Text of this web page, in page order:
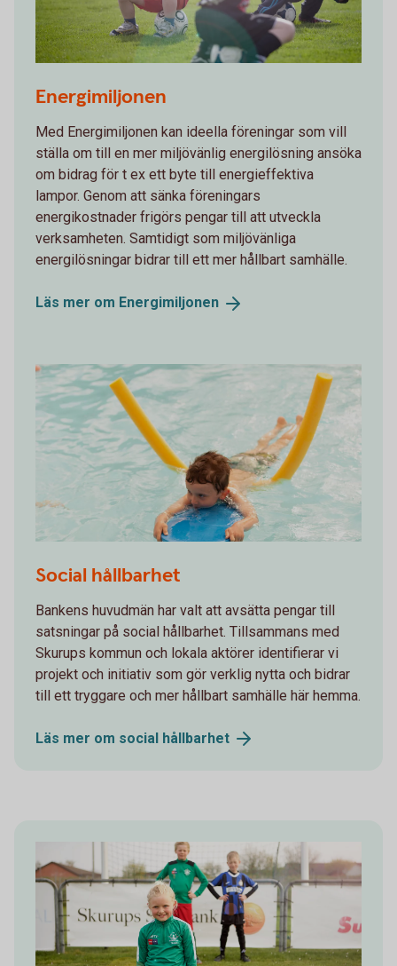
Energimiljonen
Med Energimiljonen kan ideella föreningar som vill
ställa om till en mer miljövänlig energilösning ansöka
om bidrag för t ex ett byte till energieffektiva
lampor. Genom att sänka föreningars
energikostnader frigörs pengar till att utveckla
verksamheten. Samtidigt som miljövänliga
energilösningar bidrar till ett mer hållbart samhälle.
Läs mer om Energimiljonen
Social hållbarhet
Bankens huvudmän har valt att avsätta pengar till
satsningar på social hållbarhet. Tillsammans med
Skurups kommun och lokala aktörer identifierar vi
projekt och initiativ som gör verklig nytta och bidrar
till ett tryggare och mer hållbart samhälle här hemma.
Läs mer om social hållbarhet